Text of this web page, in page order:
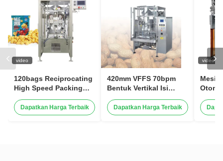
video
120bags Reciprocating
High Speed Packing
servo
Dapatkan Harga Terbaik
420mm VFFS 70bpm
Bentuk Vertikal Isi
Untuk Kacang
Dapatkan Harga Terbaik
video
Mesin